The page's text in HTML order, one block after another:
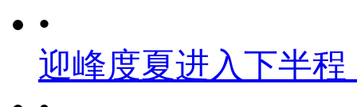
•
迎峰度夏进入下半